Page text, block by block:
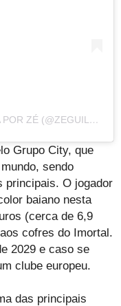
UMA PUBLICAÇÃO COMPARTILHADA POR ZÉ (@ZEGUILHERME_6)
Grupo City, que
sendo
principais. O jogador
baiano nesta
(cerca de 6,9
cofres do Imortal.
2029 e caso se
clube europeu.
das principais